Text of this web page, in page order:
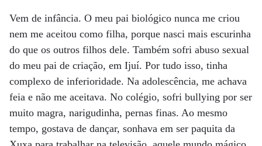
Vem de infância. O meu pai biológico nunca me criou
nem me aceitou como filha, porque nasci mais escurinha
do que os outros filhos dele. Também sofri abuso sexual
do meu pai de criação, em Ijuí. Por tudo isso, tinha
complexo de inferioridade. Na adolescência, me achava
feia e não me aceitava. No colégio, sofri bullying por ser
muito magra, narigudinha, pernas finas. Ao mesmo
tempo, gostava de dançar, sonhava em ser paquita da